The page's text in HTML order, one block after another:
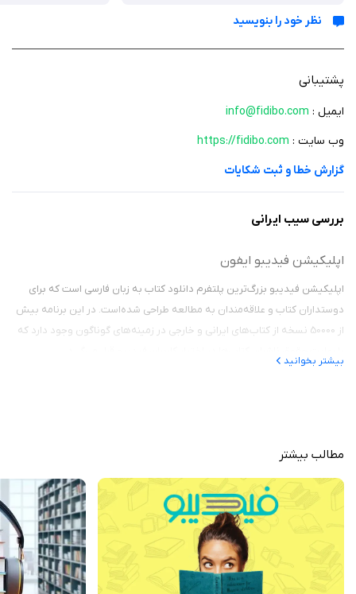
نظر خود را بنویسید
پشتیبانی
ایمیل : info@fidibo.com
وب سایت : https://fidibo.com
گزارش خطا و ثبت شکایات
بررسی سیب ایرانی
اپلیکیشن فیدیبو ایفون
اپلیکیشن فیدیبو بزرگ‌ترین پلتفرم دانلود کتاب به زبان فارسی است که برای
دوستداران کتاب و علاقه‌مندان به مطالعه طراحی شده‌است. در این برنامه بیش
از 50000 نسخه از کتاب‌های ایرانی و خارجی در زمینه‌های گوناگون وجود دارد که
دسته‌بندی متنوع
فیدیبو طیف وسیعی از انواع کتاب‌ها را در بر دارد. شاید بتوان گفت کتابی نیست
که بخواهید و در فیدیبو ایفون پیدا نکنید! این دسته‌بندی جامع عبارت است از:
داستان و رمان خارجی
بیشتر بخوانید
مطالب بیشتر